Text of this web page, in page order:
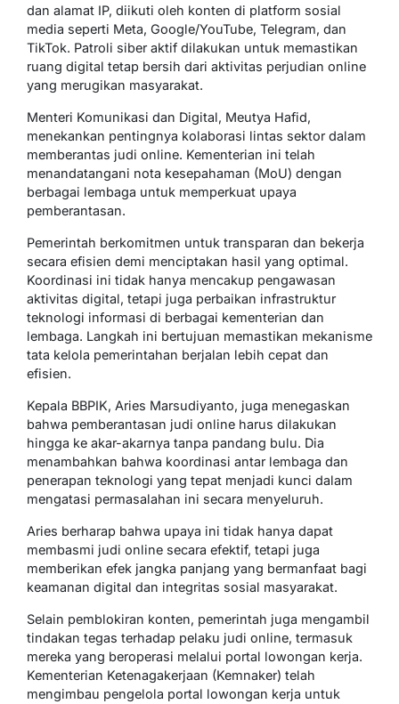
dan alamat IP, diikuti oleh konten di platform sosial
media seperti Meta, Google/YouTube, Telegram, dan
TikTok. Patroli siber aktif dilakukan untuk memastikan
ruang digital tetap bersih dari aktivitas perjudian online
yang merugikan masyarakat.
Menteri Komunikasi dan Digital, Meutya Hafid,
menekankan pentingnya kolaborasi lintas sektor dalam
memberantas judi online. Kementerian ini telah
menandatangani nota kesepahaman (MoU) dengan
berbagai lembaga untuk memperkuat upaya
pemberantasan.
Pemerintah berkomitmen untuk transparan dan bekerja
secara efisien demi menciptakan hasil yang optimal.
Koordinasi ini tidak hanya mencakup pengawasan
aktivitas digital, tetapi juga perbaikan infrastruktur
teknologi informasi di berbagai kementerian dan
lembaga. Langkah ini bertujuan memastikan mekanisme
tata kelola pemerintahan berjalan lebih cepat dan
efisien.
Kepala BBPIK, Aries Marsudiyanto, juga menegaskan
bahwa pemberantasan judi online harus dilakukan
hingga ke akar-akarnya tanpa pandang bulu. Dia
menambahkan bahwa koordinasi antar lembaga dan
penerapan teknologi yang tepat menjadi kunci dalam
mengatasi permasalahan ini secara menyeluruh.
Aries berharap bahwa upaya ini tidak hanya dapat
membasmi judi online secara efektif, tetapi juga
memberikan efek jangka panjang yang bermanfaat bagi
keamanan digital dan integritas sosial masyarakat.
Selain pemblokiran konten, pemerintah juga mengambil
tindakan tegas terhadap pelaku judi online, termasuk
mereka yang beroperasi melalui portal lowongan kerja.
Kementerian Ketenagakerjaan (Kemnaker) telah
mengimbau pengelola portal lowongan kerja untuk